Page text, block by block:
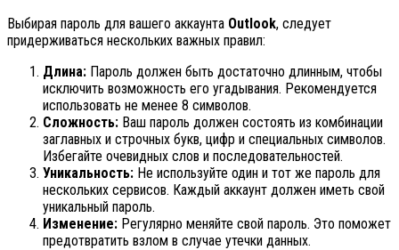
Выбирая пароль для вашего аккаунта Outlook, следует
придерживаться нескольких важных правил:
Длина: Пароль должен быть достаточно длинным, чтобы
исключить возможность его угадывания. Рекомендуется
использовать не менее 8 символов.
Сложность: Ваш пароль должен состоять из комбинации
заглавных и строчных букв, цифр и специальных символов.
Избегайте очевидных слов и последовательностей.
Уникальность: Не используйте один и тот же пароль для
нескольких сервисов. Каждый аккаунт должен иметь свой
уникальный пароль.
Изменение: Регулярно меняйте свой пароль. Это поможет
предотвратить взлом в случае утечки данных.